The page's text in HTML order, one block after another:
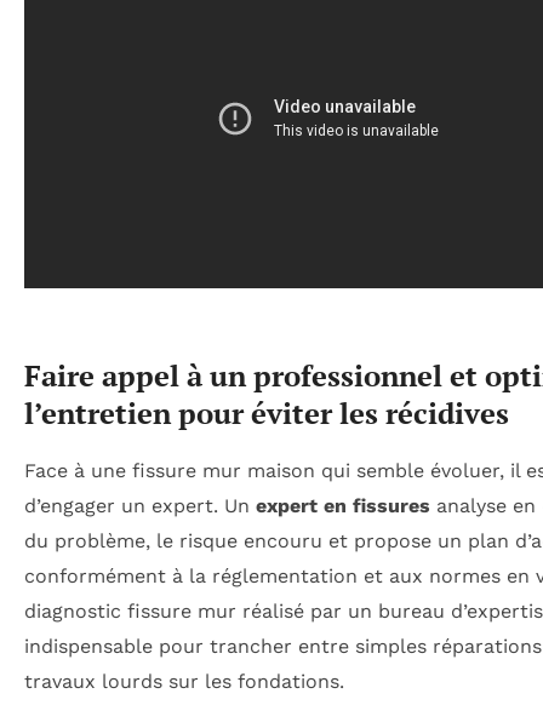
Faire appel à un professionnel et
l’entretien pour éviter les récidives
Face à une fissure mur maison qui semble évoluer, il
d’engager un expert. Un expert en fissures analyse
du problème, le risque encouru et propose un plan
conformément à la réglementation et aux normes en
diagnostic fissure mur réalisé par un bureau
indispensable pour trancher entre simples
travaux lourds sur les fondations.